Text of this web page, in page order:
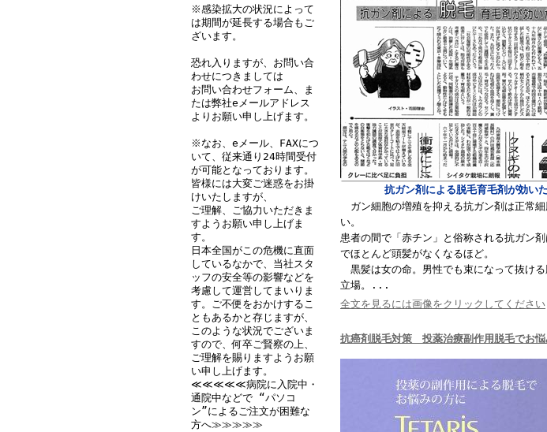
※感染拡大の状況によって
は期間が延長する場合もご
ざいます。
恐れ入りますが、お問い合
わせにつきましては
お問い合わせフォーム、ま
たは弊社eメールアドレス
よりお願い申し上げます。
※なお、eメール、FAXにつ
いて、従来通り24時間受付
が可能となっております。
皆様には大変ご迷惑をお掛
けいたしますが、
ご理解、ご協力いただきま
すようお願い申し上げま
す。
日本全国がこの危機に直面
しているなかで、当社スタ
ッフの安全等の影響などを
考慮して運営してまいりま
す。ご不便をおかけするこ
ともあるかと存じますが、
このような状況でございま
すので、何卒ご賢察の上、
ご理解を賜りますようお願
い申し上げます。
≪≪≪≪≪病院に入院中・
通院中などで “パソコ
ン”によるご注文が困難な
方へ≫≫≫≫≫
抗ガン剤による脱毛育毛剤が効いた
ガン細胞の増殖を抑える抗ガン剤は正常
い。
患者の間で「赤チン」と俗称される抗ガン
でほとんど頭髪がなくなるほど。
黒髪は女の命。男性でも束になって抜け
立場。
...
全文を見るには画像をクリックしてください
抗癌剤脱毛対策 投薬治療副作用脱毛でお悩